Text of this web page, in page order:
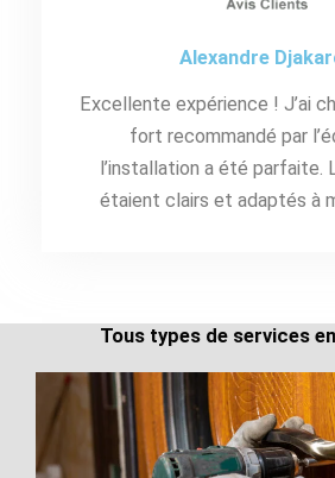
Alexandre
Excellente expérience ! J’ai
fort recommandé par
l’installation a été parfaite.
étaient clairs et adaptés à
Tous types de services